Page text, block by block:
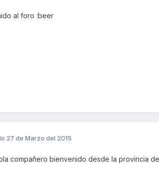
al foro :beer
27 de Marzo del 2015
compañero bienvenido desde la provincia